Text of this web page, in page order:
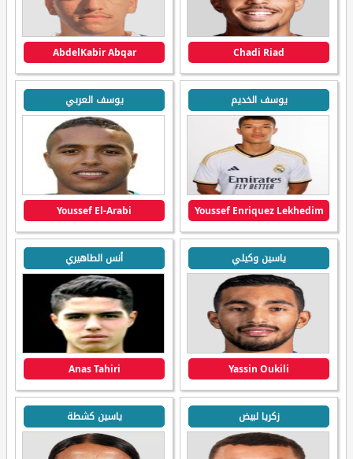
Chadi Riad
AbdelKabir Abqar
يوسف الخديم
Youssef Enriquez Lekhedim
يوسف العربي
Youssef El-Arabi
ياسين وكيلي
Yassin Oukili
أنس الطاهيري
Anas Tahiri
زكريا لبيض ياسين كشطة